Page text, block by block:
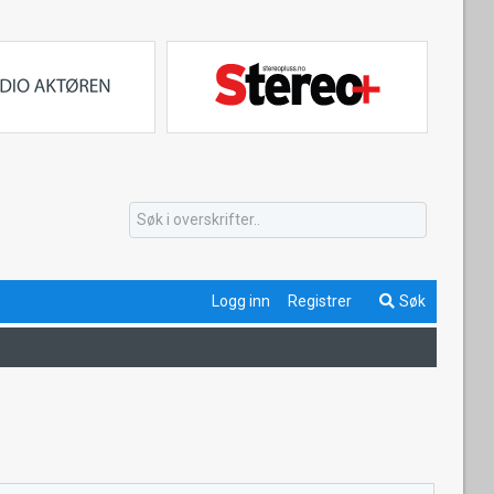
Logg inn Registrer Søk